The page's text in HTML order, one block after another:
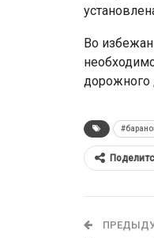
Во
дорожного